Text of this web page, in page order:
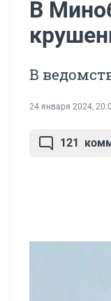
В
В
24 января 2024,
121